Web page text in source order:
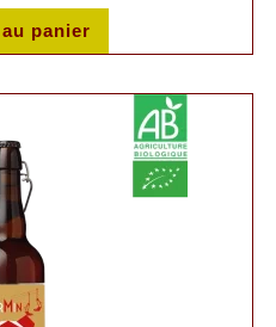
panier